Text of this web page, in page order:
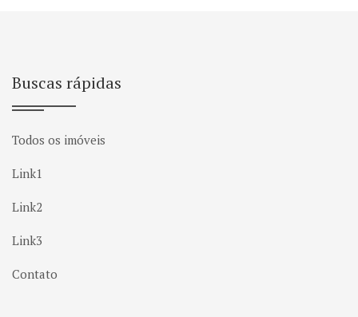
Buscas rápidas
Todos os imóveis
Link1
Link2
Link3
Contato